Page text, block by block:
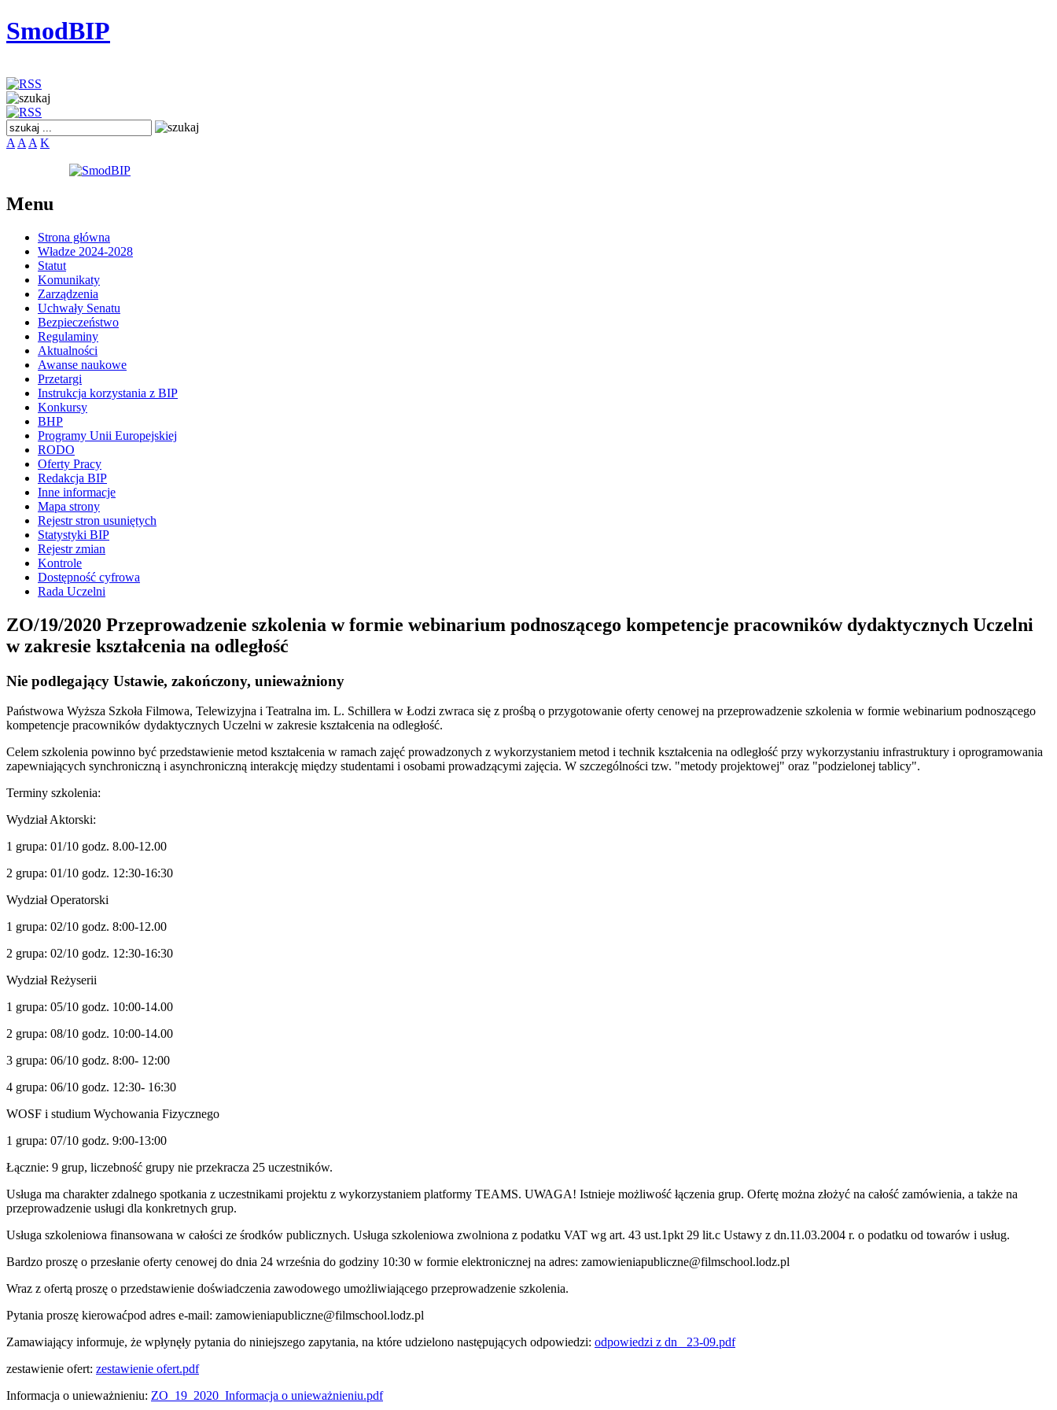
SmodBIP
A A A K
Menu
Strona główna
Władze 2024-2028
Statut
Komunikaty
Zarządzenia
Uchwały Senatu
Bezpieczeństwo
Regulaminy
Aktualności
Awanse naukowe
Przetargi
Instrukcja korzystania z BIP
Konkursy
BHP
Programy Unii Europejskiej
RODO
Oferty Pracy
Redakcja BIP
Inne informacje
Mapa strony
Rejestr stron usuniętych
Statystyki BIP
Rejestr zmian
Kontrole
Dostępność cyfrowa
Rada Uczelni
ZO/19/2020 Przeprowadzenie szkolenia w formie webinarium podnoszącego kompetencje pracowników dydaktycznych Uczelni
w zakresie kształcenia na odległość
Nie podlegający Ustawie, zakończony, unieważniony
Państwowa Wyższa Szkoła Filmowa, Telewizyjna i Teatralna im. L. Schillera w Łodzi zwraca się z prośbą o przygotowanie oferty cenowej na przeprowadzenie szkolenia w formie webinarium podnoszącego
kompetencje pracowników dydaktycznych Uczelni w zakresie kształcenia na odległość.
Celem szkolenia powinno być przedstawienie metod kształcenia w ramach zajęć prowadzonych z wykorzystaniem metod i technik kształcenia na odległość przy wykorzystaniu infrastruktury i oprogramowania
zapewniających synchroniczną i asynchroniczną interakcję między studentami i osobami prowadzącymi zajęcia. W szczególności tzw. "metody projektowej" oraz "podzielonej tablicy".
Terminy szkolenia:
Wydział Aktorski:
1 grupa: 01/10 godz. 8.00-12.00
2 grupa: 01/10 godz. 12:30-16:30
Wydział Operatorski
1 grupa: 02/10 godz. 8:00-12.00
2 grupa: 02/10 godz. 12:30-16:30
Wydział Reżyserii
1 grupa: 05/10 godz. 10:00-14.00
2 grupa: 08/10 godz. 10:00-14.00
3 grupa: 06/10 godz. 8:00- 12:00
4 grupa: 06/10 godz. 12:30- 16:30
WOSF i studium Wychowania Fizycznego
1 grupa: 07/10 godz. 9:00-13:00
Łącznie: 9 grup, liczebność grupy nie przekracza 25 uczestników.
Usługa ma charakter zdalnego spotkania z uczestnikami projektu z wykorzystaniem platformy TEAMS. UWAGA! Istnieje możliwość łączenia grup. Ofertę można złożyć na całość zamówienia, a także na
przeprowadzenie usługi dla konkretnych grup.
Usługa szkoleniowa finansowana w całości ze środków publicznych. Usługa szkoleniowa zwolniona z podatku VAT wg art. 43 ust.1pkt 29 lit.c Ustawy z dn.11.03.2004 r. o podatku od towarów i usług.
Bardzo proszę o przesłanie oferty cenowej do dnia 24 września do godziny 10:30 w formie elektronicznej na adres: zamowieniapubliczne@filmschool.lodz.pl
Wraz z ofertą proszę o przedstawienie doświadczenia zawodowego umożliwiającego przeprowadzenie szkolenia.
Pytania proszę kierowaćpod adres e-mail: zamowieniapubliczne@filmschool.lodz.pl
Zamawiający informuje, że wpłynęły pytania do niniejszego zapytania, na które udzielono następujących odpowiedzi: odpowiedzi z dn_ 23-09.pdf
zestawienie ofert: zestawienie ofert.pdf
Informacja o unieważnieniu: ZO_19_2020_Informacja o unieważnieniu.pdf